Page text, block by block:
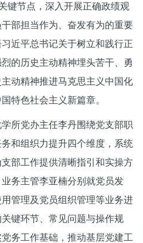
键节点，深入开展正确政绩观
部担当作为、奋发有为的重要
近平总书记关于树立和践行正
的历史主动精神埋头苦干、勇
动精神推进马克思主义中国化
特色社会主义新篇章。
所党办主任李丹围绕党支部职
和组织力提升四个维度，系统
部工作提供清晰指引和实操方
务主管李亚楠分别就党员发
管理及党员组织管理等业务进
键环节、常见问题与操作规
务工作基础，推动基层党建工